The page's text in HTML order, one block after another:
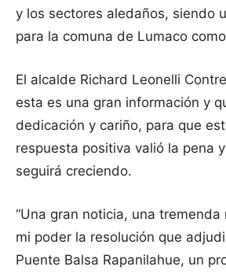
y los sectores aledaños, siendo
para la comuna de Lumaco
El alcalde Richard Leonelli
esta es una gran información y
dedicación y cariño, para que
respuesta positiva valió la pena
seguirá creciendo.
“Una gran noticia, una
mi poder la resolución que
Puente Balsa Rapanilahue, un